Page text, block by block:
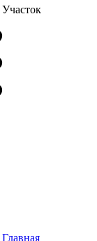
Участок
Главная